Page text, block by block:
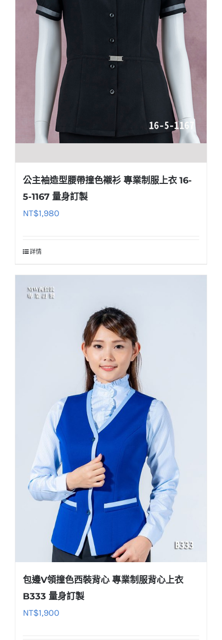
公主袖造型腰帶撞色襯衫 專業制服上衣 16-
5-1167 量身訂製
NT$1,980
詳情
包邊V領撞色西裝背心 專業制服背心上衣
B333 量身訂製
NT$1,900